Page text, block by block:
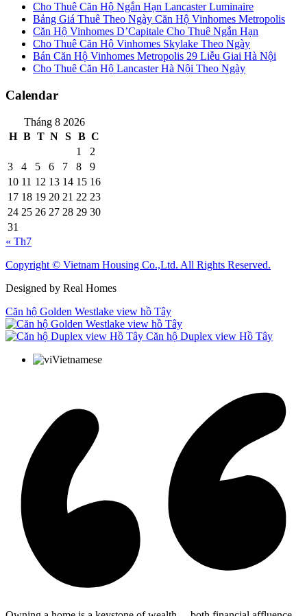
Cho Thuê Căn Hộ Ngắn Hạn Lancaster Luminaire
Bảng Giá Thuê Theo Ngày Căn Hộ Vinhomes Metropolis
Căn Hộ Vinhomes D’Capitale Cho Thuê Ngắn Hạn
Cho Thuê Căn Hộ Vinhomes Skylake Theo Ngày
Bán Căn Hộ Vinhomes Metropolis 29 Liễu Giai Hà Nội
Cho Thuê Căn Hộ Lancaster Hà Nội Theo Ngày
Calendar
Tháng 8 2026
H B T N S B C
1
2
3
4 5 6 7 8
9
10 11 12 13 14 15 16
17 18 19 20 21 22 23
24 25 26 27 28 29 30
31
« Th7
Copyright © Vietnam Housing Co.,Ltd. All Rights Reserved.
Designed by Real Homes
Căn hộ Golden Westlake view hồ Tây
Căn hộ Duplex view Hồ Tây
Vietnamese